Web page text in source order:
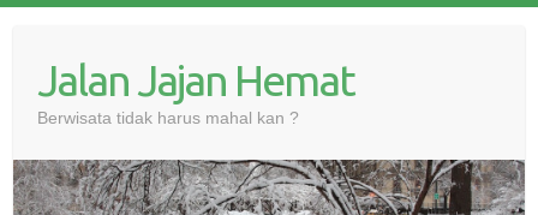
Jalan Jajan Hemat
Berwisata tidak harus mahal kan ?